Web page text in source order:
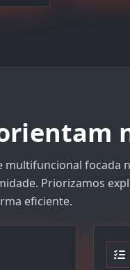
focada
Priorizamos
eficiente.